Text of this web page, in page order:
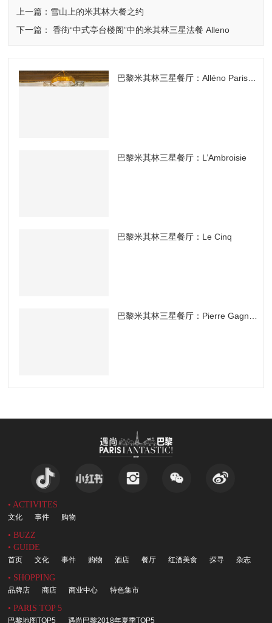
上一篇：雪山上的米其林大餐之约
下一篇： 香街“中式亭台楼阁”中的米其林三星法餐 Alleno
巴黎米其林三星餐厅：Alléno Paris au Pavillon Ledoyen
巴黎米其林三星餐厅：L’Ambroisie
巴黎米其林三星餐厅：Le Cinq
• ACTIVITES
文化 事件 购物
• BUZZ
• GUIDE
首页 文化 事件 购物 酒店 餐厅 红酒美食 探寻 杂志
• SHOPPING
品牌店 商店 商业中心 特色集市
• PARIS TOP 5
巴黎地图TOP5 遇尚巴黎2018年夏季TOP5